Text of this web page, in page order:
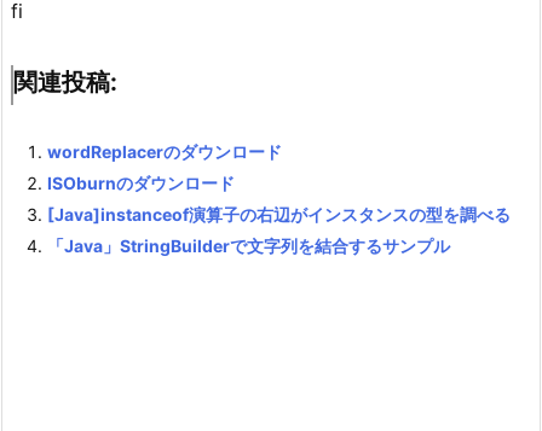
fi
関連投稿:
wordReplacerのダウンロード
ISOburnのダウンロード
[Java]instanceof演算子の右辺がインスタンスの型を調べる
「Java」StringBuilderで文字列を結合するサンプル